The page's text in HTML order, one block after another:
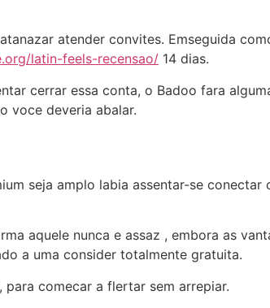
atender convites. Emseguida
latin-feels-recensao/ 14 dias.
cerrar essa conta, o Badoo fara
voce deveria abalar.
seja amplo labia assentar-se conectar
aquele nunca e assaz , embora as
a uma consider totalmente gratuita.
comecar a flertar sem arrepiar.